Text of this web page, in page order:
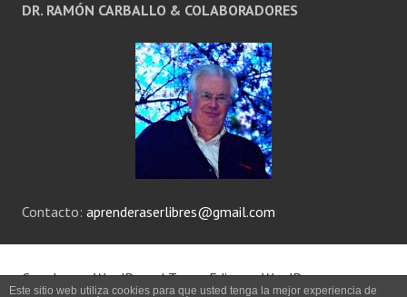
DR. RAMÓN CARBALLO & COLABORADORES
Contacto: aprenderaserlibres@gmail.com
Creado con WordPress |Tema: Edin porWordPress.com.
Este sitio web utiliza cookies para que usted tenga la mejor experiencia de